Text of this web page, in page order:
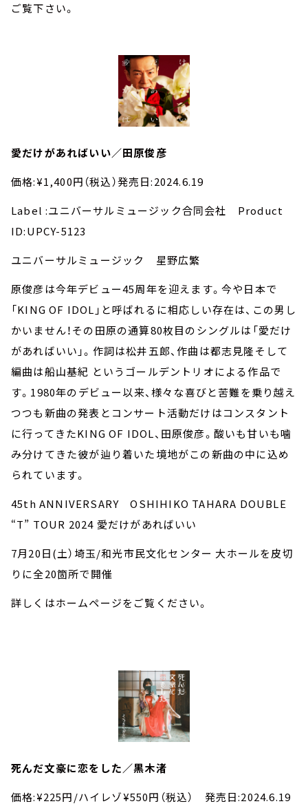
ご覧下さい。
愛だけがあればいい／田原俊彦
価格:¥1,400円（税込）発売日:2024.6.19
Label :ユニバーサルミュージック合同会社 Product
ID:UPCY-5123
ユニバーサルミュージック 星野広繁
原俊彦は今年デビュー45周年を迎えます。今や日本で
「KING OF IDOL」と呼ばれるに相応しい存在は、この男し
かいません！その田原の通算80枚目のシングルは「愛だけ
があればいい」。作詞は松井五郎、作曲は都志見隆そして
編曲は船山基紀 というゴールデントリオによる作品で
す。1980年のデビュー以来、様々な喜びと苦難を乗り越え
つつも新曲の発表とコンサート活動だけはコンスタント
に行ってきたKING OF IDOL、田原俊彦。酸いも甘いも噛
み分けてきた彼が辿り着いた境地がこの新曲の中に込め
られています。
45th ANNIVERSARY OSHIHIKO TAHARA DOUBLE
“T” TOUR 2024 愛だけがあればいい
7月20日(土）埼玉/和光市民文化センター 大ホールを皮切
りに全20箇所で開催
詳しくはホームページをご覧ください。
死んだ文豪に恋をした／黒木渚
価格:¥225円/ハイレゾ¥550円（税込） 発売日:2024.6.19